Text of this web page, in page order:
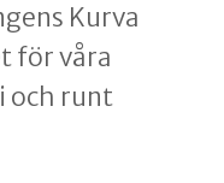
Kurva
för våra
och runt